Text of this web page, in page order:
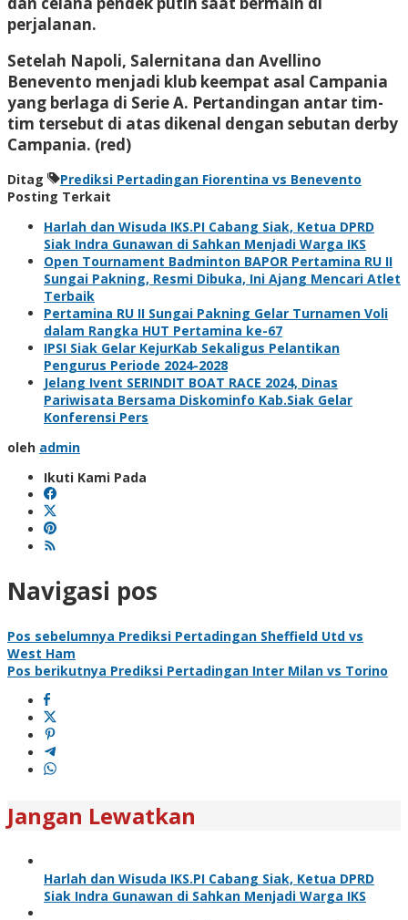
perjalanan.
Setelah Napoli, Salernitana dan Avellino
Benevento menjadi klub keempat asal Campania
yang berlaga di Serie A. Pertandingan antar tim-
tim tersebut di atas dikenal dengan sebutan derby
Campania. (red)
Ditag
Prediksi Pertadingan Fiorentina vs Benevento
Posting Terkait
Harlah dan Wisuda IKS.PI Cabang Siak, Ketua DPRD
Siak Indra Gunawan di Sahkan Menjadi Warga IKS
Open Tournament Badminton BAPOR Pertamina RU II
Sungai Pakning, Resmi Dibuka, Ini Ajang Mencari Atlet
Terbaik
Pertamina RU II Sungai Pakning Gelar Turnamen Voli
dalam Rangka HUT Pertamina ke-67
IPSI Siak Gelar KejurKab Sekaligus Pelantikan
Pengurus Periode 2024-2028
Jelang Ivent SERINDIT BOAT RACE 2024, Dinas
Pariwisata Bersama Diskominfo Kab.Siak Gelar
Konferensi Pers
oleh admin
Ikuti Kami Pada
Navigasi pos
Pos sebelumnya Prediksi Pertadingan Sheffield Utd vs
West Ham
Pos berikutnya Prediksi Pertadingan Inter Milan vs Torino
Jangan Lewatkan
Harlah dan Wisuda IKS.PI Cabang Siak, Ketua DPRD
Siak Indra Gunawan di Sahkan Menjadi Warga IKS